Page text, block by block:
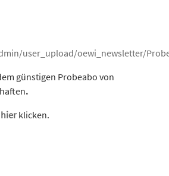
günstigen Probeabo von
.
hier klicken.